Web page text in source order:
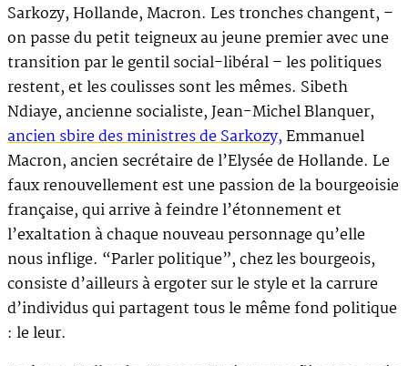
Sarkozy, Hollande, Macron. Les tronches changent, –
on passe du petit teigneux au jeune premier avec une
transition par le gentil social-libéral – les politiques
restent, et les coulisses sont les mêmes. Sibeth
Ndiaye, ancienne socialiste, Jean-Michel Blanquer,
ancien sbire des ministres de Sarkozy,Emmanuel
Macron, ancien secrétaire de l’Elysée de Hollande. Le
faux renouvellement est une passion de la bourgeoisie
française, qui arrive à feindre l’étonnement et
l’exaltation à chaque nouveau personnage qu’elle
nous inflige. “Parler politique”, chez les bourgeois,
consiste d’ailleurs à ergoter sur le style et la carrure
d’individus qui partagent tous le même fond politique
: le leur.